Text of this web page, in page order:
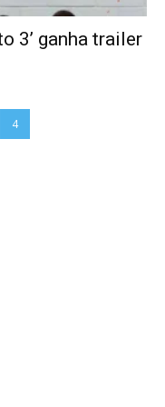
3’ ganha trailer
4